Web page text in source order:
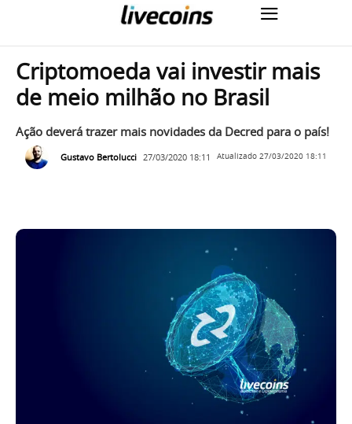
Criptomoeda vai investir mais
de meio milhão no Brasil
Ação deverá trazer mais novidades da Decred para o país!
Gustavo Bertolucci 27/03/2020 18:11 Atualizado 27/03/2020 18:11